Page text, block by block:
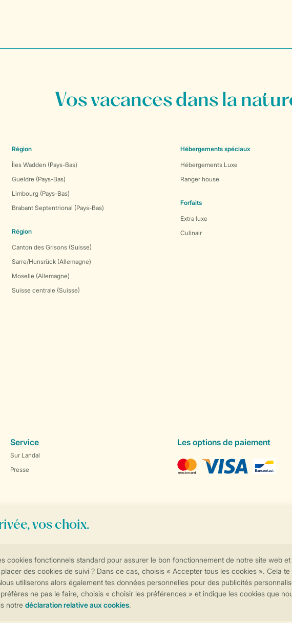
Contrôle de votre vie privée
Vos vacances dans la
Région
Îles Wadden (Pays-Bas)
Gueldre (Pays-Bas)
Limbourg (Pays-Bas)
Brabant Septentrional (Pays-Bas)
Région
Canton des Grisons (Suisse)
Sarre/Hunsrück (Allemagne)
Moselle (Allemagne)
Suisse centrale (Suisse)
Hébergements spéciaux
Hébergements Luxe
Ranger house
Forfaits
Extra luxe
Culinair
Service
Sur Landal
Presse
Les options de paiement